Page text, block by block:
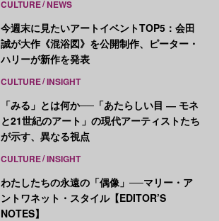
CULTURE NEWS
今週末に見たいアートイベントTOP5：会田
誠が大作《混浴図》を公開制作、ピーター・
ハリーが新作を発表
CULTURE INSIGHT
「みる」とは何か──「あたらしい目 ― モネ
と21世紀のアート」の現代アーティストたち
が示す、異なる視点
CULTURE INSIGHT
わたしたちの永遠の「偶像」──マリー・ア
ントワネット・スタイル【EDITOR’S
NOTES】